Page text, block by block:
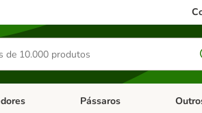
de categoria: Antiparasitários
Abrir menu de categoria:
Pássaros Abrir